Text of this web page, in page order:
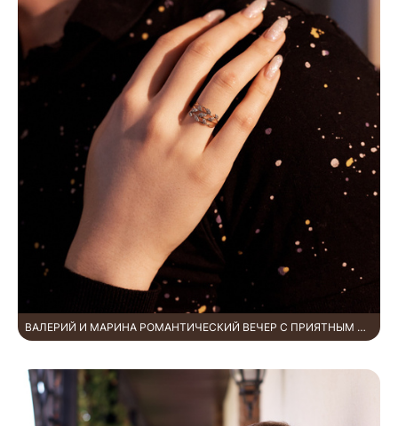
ВАЛЕРИЙ И МАРИНА РОМАНТИЧЕСКИЙ ВЕЧЕР С ПРИЯТНЫМ СЮРПРИЗОМ!